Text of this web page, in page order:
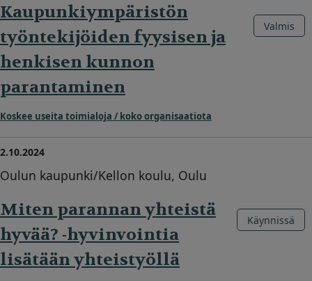
Kaupunkiympäristön
työntekijöiden fyysisen ja
henkisen kunnon
parantaminen
Koskee useita toimialoja / koko organisaatiota
Valmis
2.10.2024
Oulun kaupunki/Kellon koulu, Oulu
Miten parannan yhteistä
hyvää? -hyvinvointia
lisätään yhteistyöllä
Käynnissä